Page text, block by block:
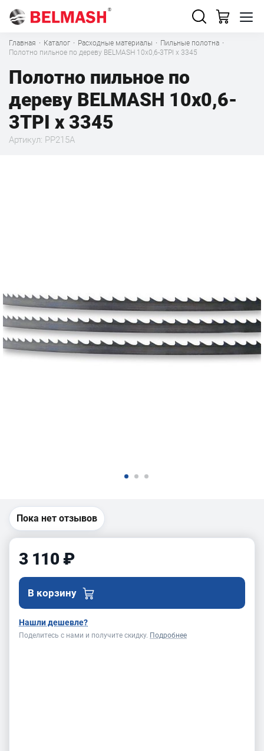
Главная · Каталог · Расходные материалы · Пильные полотна ·
Полотно пильное по дереву BELMASH 10x0,6-3TPI x 3345
Полотно пильное по
дереву BELMASH 10x0,6-
3TPI x 3345
Артикул: PP215A
Пока нет отзывов
3 110 ₽
В корзину
Нашли дешевле?
Поделитесь с нами и получите скидку. Подробнее